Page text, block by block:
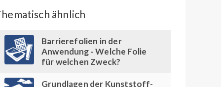
ähnlich
Barrierefolien in der
Anwendung - Welche Folie
für welchen Zweck?
Grundlagen der Kunststoff-